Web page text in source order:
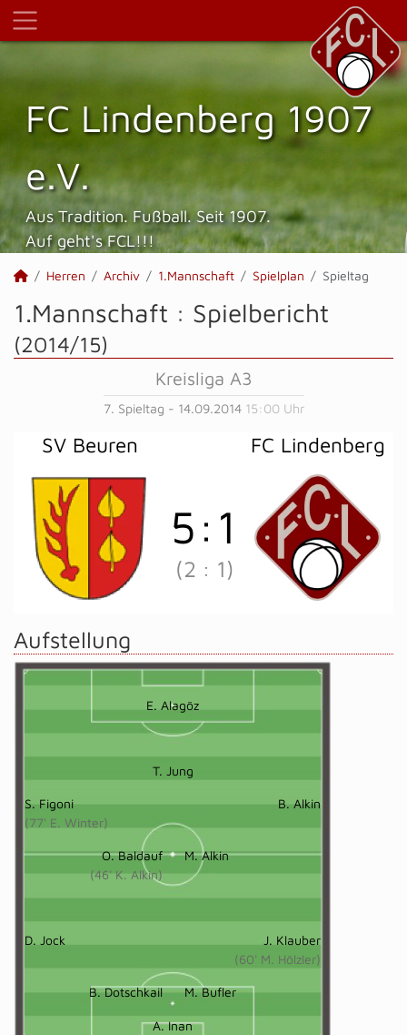
FC Lindenberg 1907
e.V.
Aus Tradition. Fußball. Seit 1907.
Auf geht's FCL!!!
Herren Archiv 1.Mannschaft Spielplan Spieltag
1.Mannschaft : Spielbericht
(2014/15)
Kreisliga A3
7. Spieltag - 14.09.2014 15:00 Uhr
SV Beuren FC Lindenberg
5 : 1
(2 : 1)
Aufstellung
E. Alagöz
T. Jung
S. Figoni
(77' E. Winter)
B. Alkin
O. Baldauf
(46' K. Alkin)
M. Alkin
D. Jock
J. Klauber
(60' M. Hölzler)
B. Dotschkail M. Bufler
A. Inan